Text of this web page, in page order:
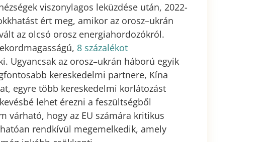
viszonylagos leküzdése után, 2022-
ért meg, amikor az orosz–ukrán
az olcsó orosz energiahordozókról.
8 százalékot
Ugyancsak az orosz–ukrán háború egyik
kereskedelmi partnere, Kína
egyre több kereskedelmi korlátozást
lehet érezni a feszültségből
várható, hogy az EU számára kritikus
rendkívül megemelkedik, amely